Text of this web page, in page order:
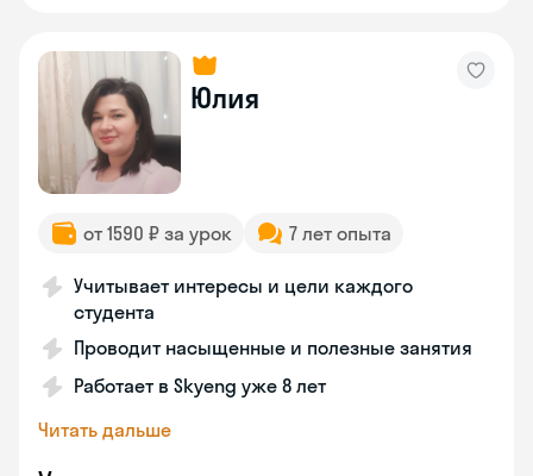
Юлия
от 1590 ₽ за урок 7 лет опыта
Учитывает интересы и цели каждого
студента
Проводит насыщенные и полезные занятия
Работает в Skyeng уже 8 лет
Читать дальше